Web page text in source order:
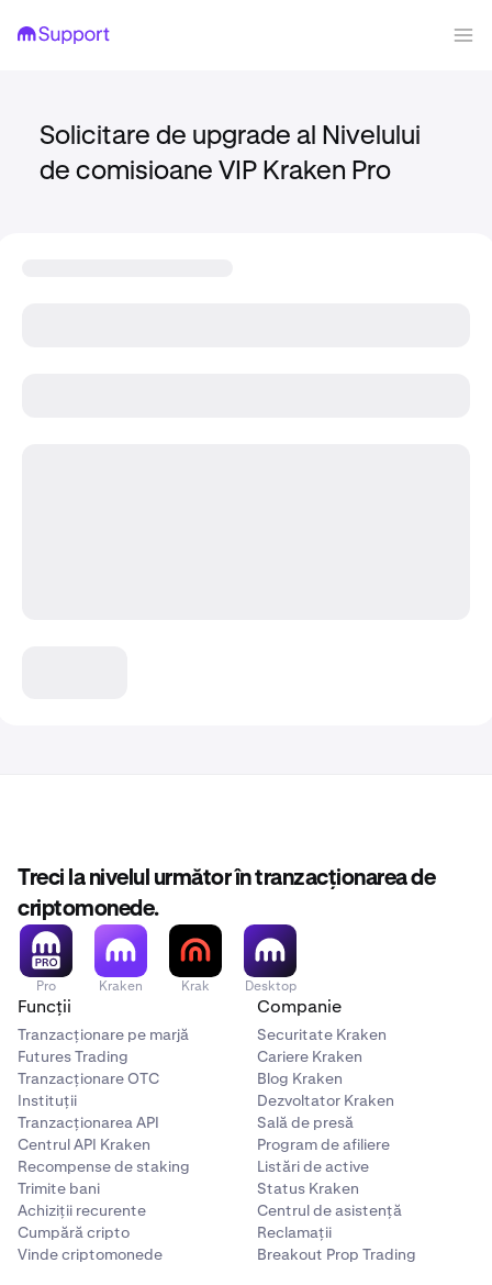
Solicitare de upgrade al Nivelului
de comisioane VIP Kraken Pro
Treci la nivelul următor în tranzacționarea de
criptomonede.
Pro Kraken Krak Desktop
Funcții
Tranzacționare pe marjă
Futures Trading
Tranzacționare OTC
Instituții
Tranzacționarea API
Centrul API Kraken
Recompense de staking
Trimite bani
Achiziții recurente
Cumpără cripto
Vinde criptomonede
Companie
Securitate Kraken
Cariere Kraken
Blog Kraken
Dezvoltator Kraken
Sală de presă
Program de afiliere
Listări de active
Status Kraken
Centrul de asistență
Reclamații
Breakout Prop Trading